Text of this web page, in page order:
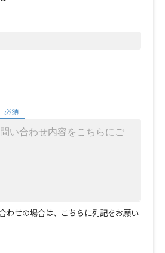
必須
わせの場合は、こちらに列記をお願い